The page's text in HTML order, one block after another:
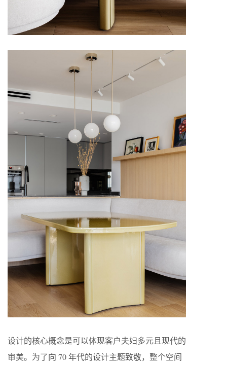
设计的核心概念是可以体现客户夫妇多元且现代的
审美。为了向 70 年代的设计主题致敬，整个空间